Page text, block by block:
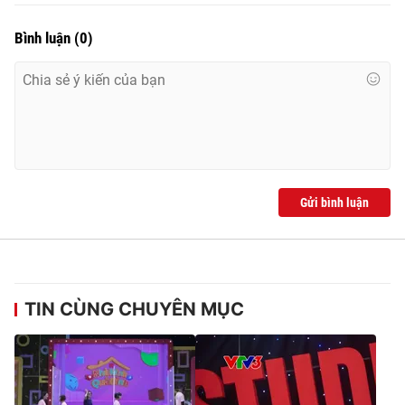
Bình luận (0)
Gửi bình luận
TIN CÙNG CHUYÊN MỤC